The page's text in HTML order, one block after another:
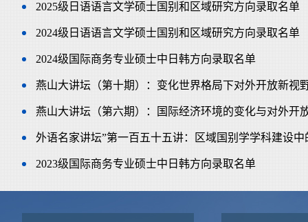
2025级日语语言文学硕士国别和区域研究方向录取名单
2024级日语语言文学硕士国别和区域研究方向录取名单
2024级国际商务专业硕士中日韩方向录取名单
燕山大讲坛（第十期）：变化世界格局下对外开放新视
燕山大讲坛（第六期）：国际经济环境的变化与对外开
外语名家讲坛”第一百五十五讲：区域国别学学科建设中
2023级国际商务专业硕士中日韩方向录取名单